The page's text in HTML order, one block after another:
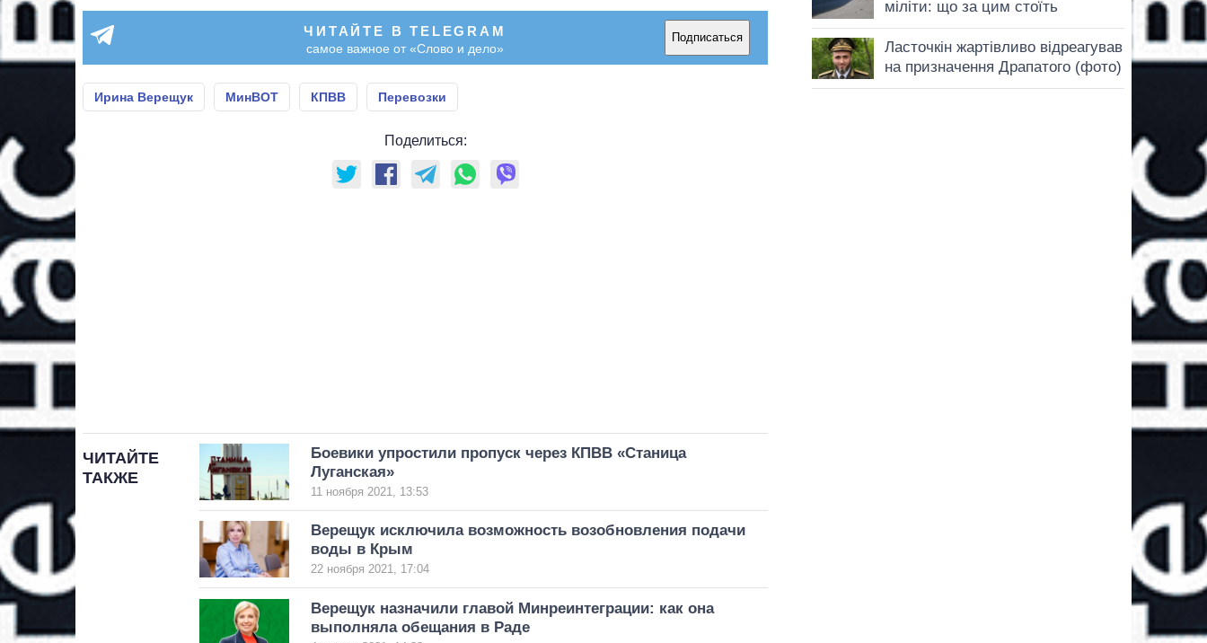
ЧИТАЙТЕ В TELEGRAM
самое важное от «Слово и дело»
Подписаться
Ирина Верещук МинВОТ КПВВ Перевозки
Поделиться:
ЧИТАЙТЕ
ТАКЖЕ
Боевики упростили пропуск через КПВВ «Станица
Луганская»
11 ноября 2021, 13:53
Верещук исключила возможность возобновления подачи
воды в Крым
22 ноября 2021, 17:04
Верещук назначили главой Минреинтеграции: как она
выполняла обещания в Раде